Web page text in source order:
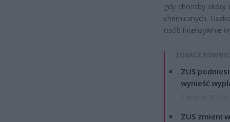
gdy choroby skóry
chemicznych.
osób intensywnie
ZOBACZ
ZUS
wynieść
ZUS zmieni